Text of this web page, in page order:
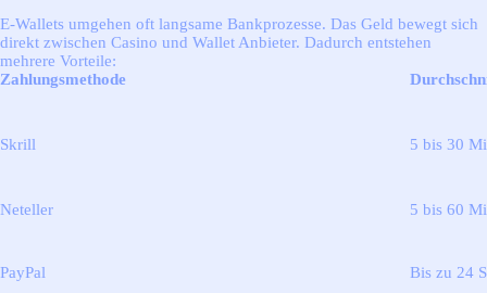
E-Wallets umgehen oft langsame Bankprozesse. Das Geld bewegt sich
direkt zwischen Casino und Wallet Anbieter. Dadurch entstehen
mehrere Vorteile:
Zahlungsmethode
Skrill 5 bis 30
Neteller 5 bis 60
PayPal Bis zu 24